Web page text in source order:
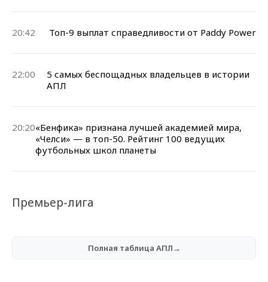
20:42 Топ-9 выплат справедливости от Paddy Power
22:00
5 самых беспощадных владельцев в истории
АПЛ
20:20«Бенфика» признана лучшей академией мира,
«Челси» — в топ-50. Рейтинг 100 ведущих
футбольных школ планеты
Премьер-лига
Полная таблица АПЛ→